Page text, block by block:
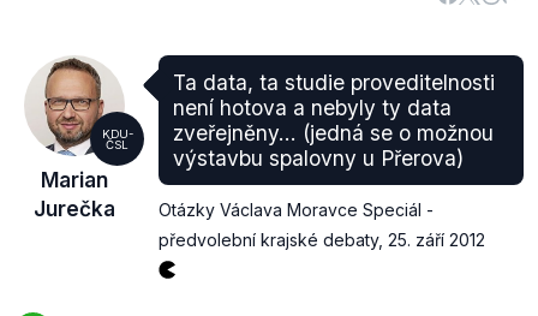
KDU-
ČSL
Marian
Jurečka
Ta data, ta studie proveditelnosti
není hotova a nebyly ty data
zveřejněny... (jedná se o možnou
výstavbu spalovny u Přerova)
Otázky Václava Moravce Speciál -
předvolební krajské debaty, 25. září 2012